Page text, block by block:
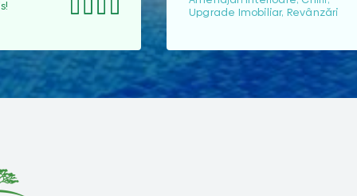
Upgrade Imobiliar, Revânzări